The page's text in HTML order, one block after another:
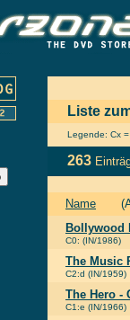
Liste
Legende: Cx
263
Name
Bollywood
C0: (IN/1986)
The Music
C2:d (IN/1959)
The Hero -
C1:e (IN/1966)